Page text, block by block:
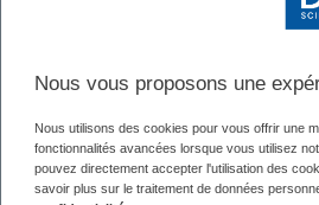
Nous vous proposons une
Nous utilisons des cookies pour vous offrir une
fonctionnalités avancées lorsque vous utilisez
pouvez directement accepter l'utilisation des
savoir plus sur le traitement de données